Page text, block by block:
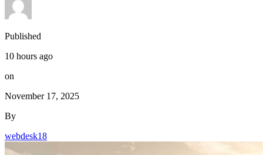
Published
10 hours ago
on
November 17, 2025
By
webdesk18